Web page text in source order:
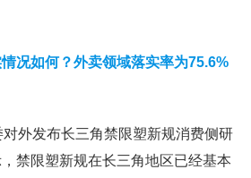
况如何？外卖领域落实率为75.6%
外发布长三角禁限塑新规消费侧研
禁限塑新规在长三角地区已经基本